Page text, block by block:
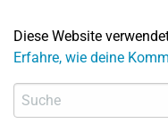
Diese Website
Erfahre, wie deine